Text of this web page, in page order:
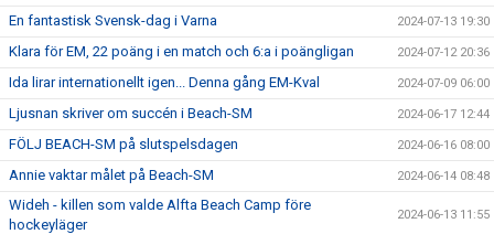
En fantastisk Svensk-dag i Varna 2024-07-13 19:30
Klara för EM, 22 poäng i en match och 6:a i poängligan 2024-07-12 20:36
Ida lirar internationellt igen... Denna gång EM-Kval 2024-07-09 06:00
Ljusnan skriver om succén i Beach-SM 2024-06-17 12:44
FÖLJ BEACH-SM på slutspelsdagen 2024-06-16 08:00
Annie vaktar målet på Beach-SM 2024-06-14 08:48
Wideh - killen som valde Alfta Beach Camp före
hockeyläger
2024-06-13 11:55